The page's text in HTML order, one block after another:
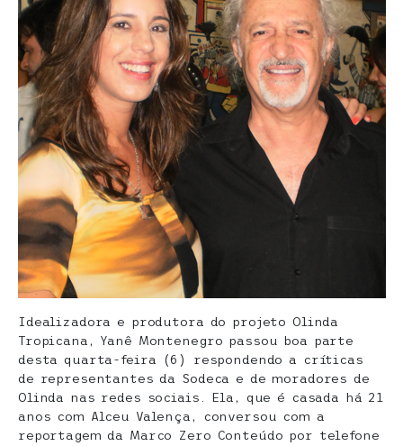
Idealizadora e produtora do projeto Olinda
Tropicana, Yanê Montenegro passou boa parte
desta quarta-feira (6) respondendo a críticas
de representantes da Sodeca e de moradores de
Olinda nas redes sociais. Ela, que é casada há 21
anos com Alceu Valença, conversou com a
reportagem da Marco Zero Conteúdo por telefone